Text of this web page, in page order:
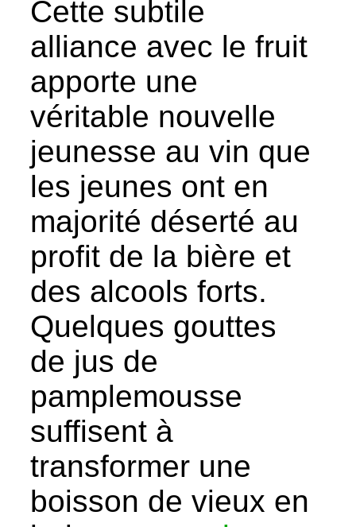
Cette subtile
alliance avec le fruit
apporte une
véritable nouvelle
jeunesse au vin que
les jeunes ont en
majorité déserté au
profit de la bière et
des alcools forts.
Quelques gouttes
de jus de
pamplemousse
suffisent à
transformer une
boisson de vieux en